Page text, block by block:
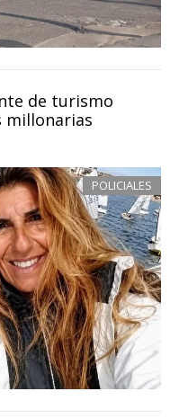
de turismo
millonarias
POLICIALES